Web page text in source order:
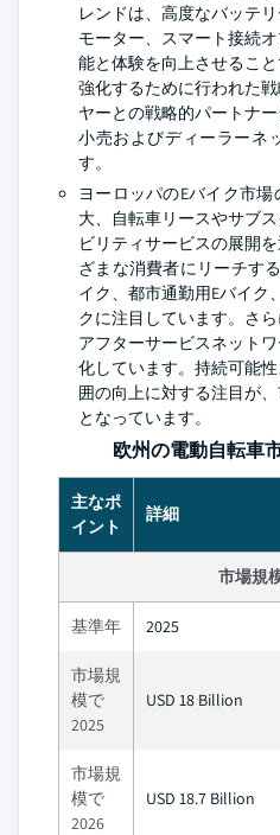
レンドは、高度なバッテ
モーター、スマート接続
能と体験を向上させるこ
強化するために行われた
ヤーとの戦略的パートナ
小売およびディーラーネ
す。
ヨーロッパのEバイク市
大、自転車リースやサブ
ビリティサービスの展開
ざまな消費者にリーチす
イク、都市通勤用Eバイク
クに注目しています。さ
アフターサービスネット
化しています。持続可能
囲の向上に対する注目が
となっています。
欧州の電動自転車
主なポ
イント
詳細
市場規
基準年 2025
市場規
模で
2025
USD 18 Billion
市場規
模で
2026
USD 18.7 Billion